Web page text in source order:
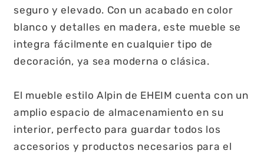
seguro y elevado. Con un acabado en color
blanco y detalles en madera, este mueble se
integra fácilmente en cualquier tipo de
decoración, ya sea moderna o clásica.
El mueble estilo Alpin de EHEIM cuenta con un
amplio espacio de almacenamiento en su
interior, perfecto para guardar todos los
accesorios y productos necesarios para el